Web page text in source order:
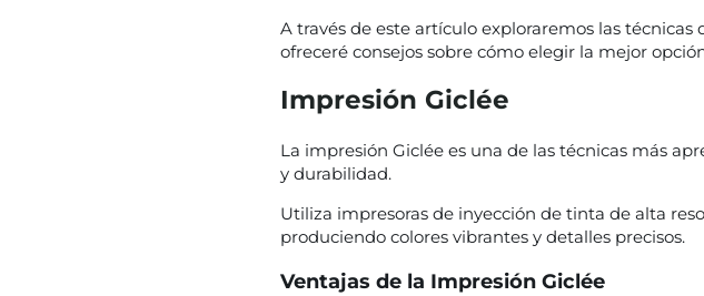
A través de este artículo exploraremos las
ofreceré consejos sobre cómo elegir la mejor
Impresión Giclée
La impresión Giclée es una de las técnicas más
y durabilidad.
Utiliza impresoras de inyección de tinta de alta
produciendo colores vibrantes y detalles precisos.
Ventajas de la Impresión Giclée